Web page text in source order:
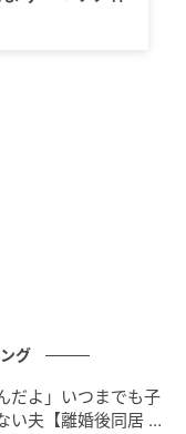
名称は、禅僧が挙げた候
」へおまいり
グ
だよ」いつまでも子
い夫【離婚後同居 Vo